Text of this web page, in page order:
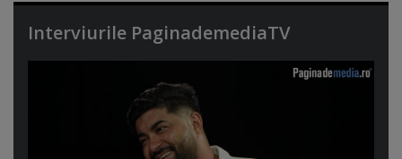
Interviurile PaginademediaTV